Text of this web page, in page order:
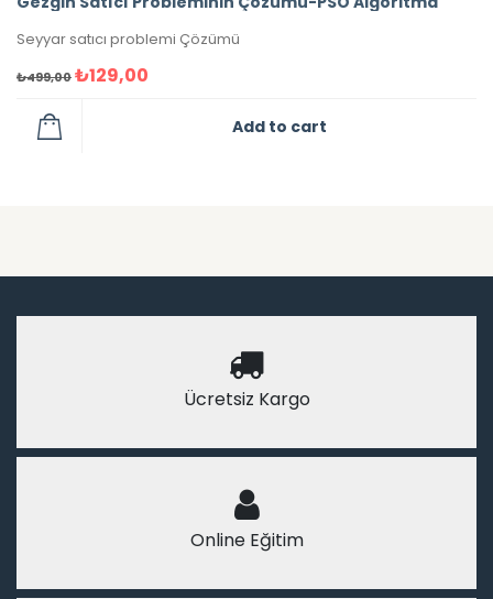
Seyyar satıcı problemi Çözümü
₺499,00₺129,00
Add to cart
Ücretsiz Kargo
Online Eğitim